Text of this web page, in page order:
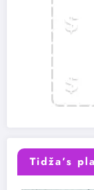
Tidža’s